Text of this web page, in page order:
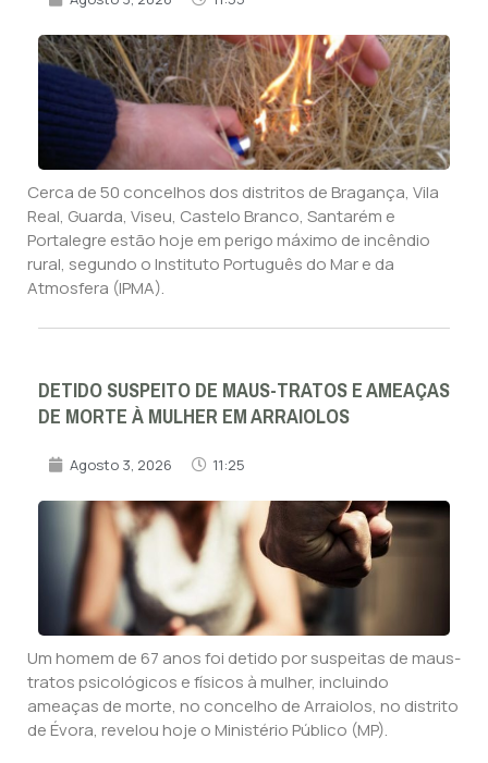
Cerca de 50 concelhos dos distritos de Bragança, Vila
Real, Guarda, Viseu, Castelo Branco, Santarém e
Portalegre estão hoje em perigo máximo de incêndio
rural, segundo o Instituto Português do Mar e da
Atmosfera (IPMA).
DETIDO SUSPEITO DE MAUS-TRATOS E AMEAÇAS
DE MORTE À MULHER EM ARRAIOLOS
Agosto 3, 2026 11:25
Um homem de 67 anos foi detido por suspeitas de maus-
tratos psicológicos e físicos à mulher, incluindo
ameaças de morte, no concelho de Arraiolos, no distrito
de Évora, revelou hoje o Ministério Público (MP).